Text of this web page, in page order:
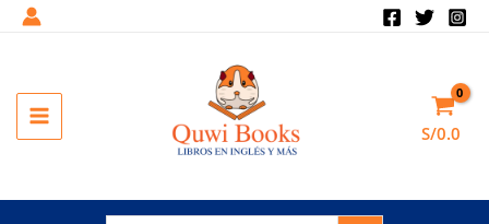
MAIN
S/0.0